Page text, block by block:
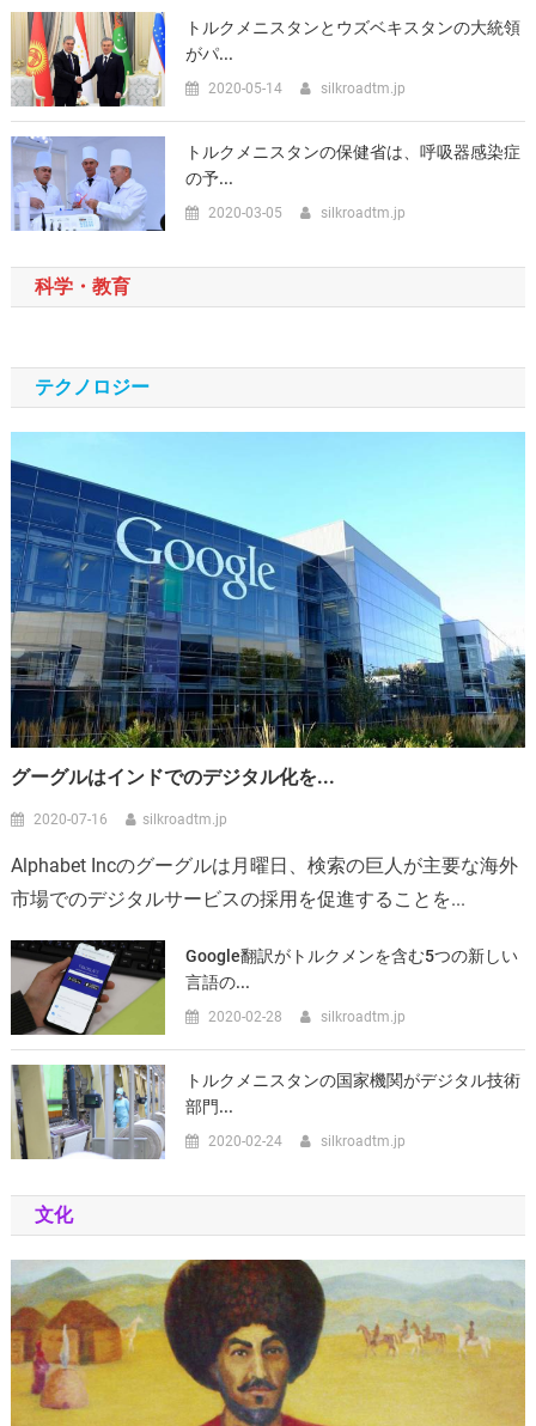
トルクメニスタンとウズベキスタンの大統領
がパ...
2020-05-14 silkroadtm.jp
トルクメニスタンの保健省は、呼吸器感染症
の予...
2020-03-05 silkroadtm.jp
科学・教育
テクノロジー
グーグルはインドでのデジタル化を...
2020-07-16 silkroadtm.jp
Alphabet Incのグーグルは月曜日、検索の巨人が主要な海外
市場でのデジタルサービスの採用を促進することを...
Google翻訳がトルクメンを含む5つの新しい
言語の...
2020-02-28 silkroadtm.jp
トルクメニスタンの国家機関がデジタル技術
部門...
2020-02-24 silkroadtm.jp
文化